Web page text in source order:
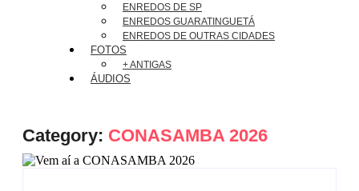
ENREDOS DE SP
ENREDOS GUARATINGUETÁ
ENREDOS DE OUTRAS CIDADES
FOTOS
+ ANTIGAS
ÁUDIOS
Category: CONASAMBA 2026